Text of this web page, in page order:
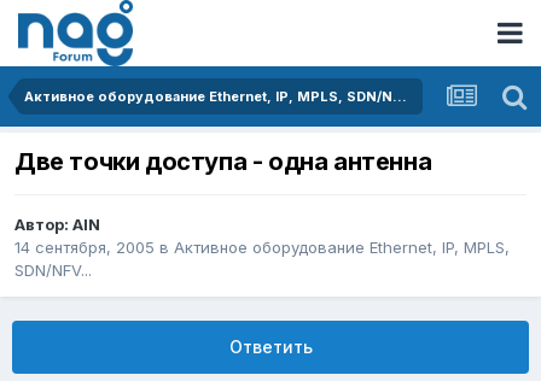
Активное оборудование Ethernet, IP, MPLS, SDN/NFV...
Две точки доступа - одна антенна
Автор: AIN
14 сентября, 2005 в Активное оборудование Ethernet, IP, MPLS,
SDN/NFV...
Ответить